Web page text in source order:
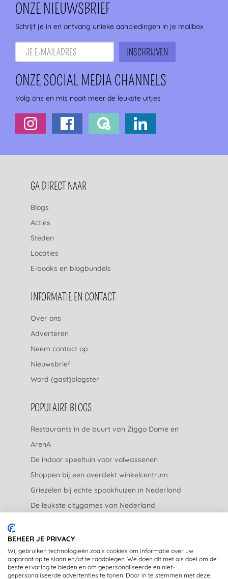
ONZE NIEUWSBRIEF
Schrijf je in en ontvang unieke aanbiedingen in je mailbox
ONZE SOCIAL MEDIA CHANNELS
Volg ons en mis nooit meer de leukste uitjes
FOOTERNAVIGATIE
GA DIRECT NAAR
Blogs
Acties
Steden
Locaties
E-books en blogbundels
INFORMATIE EN CONTACT
Over ons
Adverteren
Neem contact op
Nieuwsbrief
Word (gast)blogster
POPULAIRE BLOGS
Restaurants in de buurt van Ziggo Dome en
ArenA
De indoor speeltuin voor volwassenen
Shoppen bij een overdekt winkelcentrum
Griezelen bij echte spookhuizen in Nederland
De leukste citygames van Nederland
JURIDISCH
Privacyverklaring
BEHEER JE PRIVACY
Wij gebruiken technologieën zoals cookies om informatie over uw
apparaat op te slaan en/of te raadplegen. We doen dit met als doel om de
beste ervaring te bieden en om gepersonaliseerde en niet-
gepersonaliseerde advertenties te tonen. Door in te stemmen met deze